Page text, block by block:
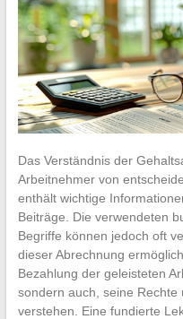
Das Verständnis der
Arbeitnehmer von
enthält wichtige
Beiträge. Die verwendeten
Begriffe können jedoch oft
dieser Abrechnung
Bezahlung der geleisteten
sondern auch, seine Rechte
verstehen. Eine fundierte